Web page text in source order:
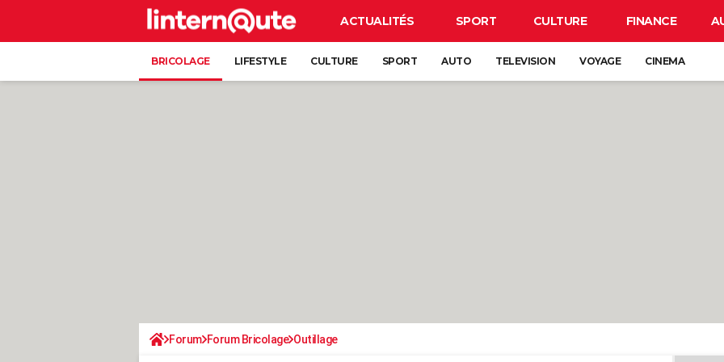
ACTUALITÉS SPORT CULTURE FINANCE
BRICOLAGE LIFESTYLE CULTURE SPORT AUTO TELEVISION VOYAGE CINEMA
Forum Forum Bricolage Outillage